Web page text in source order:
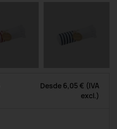
Desde 6,05 € (IVA
excl.)